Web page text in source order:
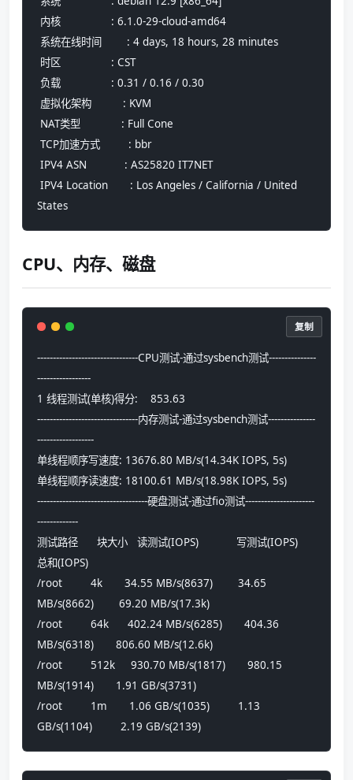
内核                : 6.1.0-29-cloud-amd64
系统在线时间        : 4 days, 18 hours, 28 minutes
时区                : CST
负载                : 0.31 / 0.16 / 0.30
虚拟化架构          : KVM
NAT类型             : Full Cone
TCP加速方式         : bbr
IPV4 ASN            : AS25820 IT7NET
States
CPU、内存、磁盘
--------------------------------CPU测试-通过sysbench测试---------------
-----------------
1 线程测试(单核)得分:    853.63
--------------------------------内存测试-通过sysbench测试---------------
------------------
单线程顺序写速度: 13676.80 MB/s(14.34K IOPS, 5s)
单线程顺序读速度: 18100.61 MB/s(18.98K IOPS, 5s)
-----------------------------------硬盘测试-通过fio测试----------------------
-------------
测试路径      块大小   读测试(IOPS)            写测试(IOPS)
总和(IOPS)
/root         4k       34.55 MB/s(8637)        34.65
MB/s(8662)        69.20 MB/s(17.3k)
/root         64k      402.24 MB/s(6285)       404.36
MB/s(6318)       806.60 MB/s(12.6k)
/root         512k     930.70 MB/s(1817)       980.15
MB/s(1914)       1.91 GB/s(3731)
/root         1m       1.06 GB/s(1035)         1.13
GB/s(1104)         2.19 GB/s(2139)
复制